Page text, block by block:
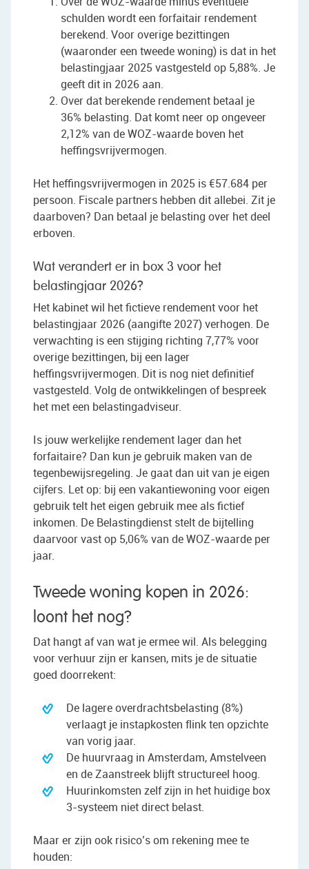
schulden wordt een forfaitair rendement
berekend. Voor overige bezittingen
(waaronder een tweede woning) is dat in het
belastingjaar 2025 vastgesteld op 5,88%. Je
geeft dit in 2026 aan.
Over dat berekende rendement betaal je
36% belasting. Dat komt neer op ongeveer
2,12% van de WOZ-waarde boven het
heffingsvrijvermogen.
Het heffingsvrijvermogen in 2025 is €57.684 per
persoon. Fiscale partners hebben dit allebei. Zit je
daarboven? Dan betaal je belasting over het deel
erboven.
Wat verandert er in box 3 voor het
belastingjaar 2026?
Het kabinet wil het fictieve rendement voor het
belastingjaar 2026 (aangifte 2027) verhogen. De
verwachting is een stijging richting 7,77% voor
overige bezittingen, bij een lager
heffingsvrijvermogen. Dit is nog niet definitief
vastgesteld. Volg de ontwikkelingen of bespreek
het met een belastingadviseur.
Is jouw werkelijke rendement lager dan het
forfaitaire? Dan kun je gebruik maken van de
tegenbewijsregeling. Je gaat dan uit van je eigen
cijfers. Let op: bij een vakantiewoning voor eigen
gebruik telt het eigen gebruik mee als fictief
inkomen. De Belastingdienst stelt de bijtelling
daarvoor vast op 5,06% van de WOZ-waarde per
jaar.
Tweede woning kopen in 2026:
loont het nog?
Dat hangt af van wat je ermee wil. Als belegging
voor verhuur zijn er kansen, mits je de situatie
goed doorrekent:
De lagere overdrachtsbelasting (8%)
verlaagt je instapkosten flink ten opzichte
van vorig jaar.
De huurvraag in Amsterdam, Amstelveen
en de Zaanstreek blijft structureel hoog.
Huurinkomsten zelf zijn in het huidige box
3-systeem niet direct belast.
Maar er zijn ook risico’s om rekening mee te
houden: